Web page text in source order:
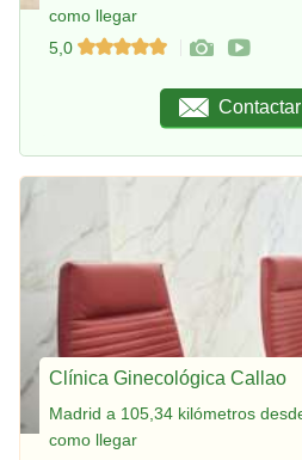
como llegar
5,0
Contactar
Clínica Ginecológica Callao
Madrid a 105,34 kilómetros
como llegar